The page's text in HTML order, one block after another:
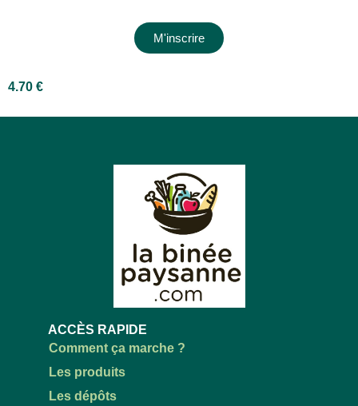
M'inscrire
4.70 €
ACCÈS RAPIDE
Comment ça marche ?
Les produits
Les dépôts